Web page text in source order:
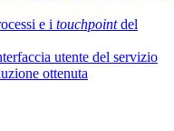
e i touchpointdel
utente del servizio
ottenuta